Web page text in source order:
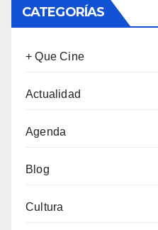
CATEGORÍAS
+ Que Cine
Actualidad
Agenda
Blog
Cultura